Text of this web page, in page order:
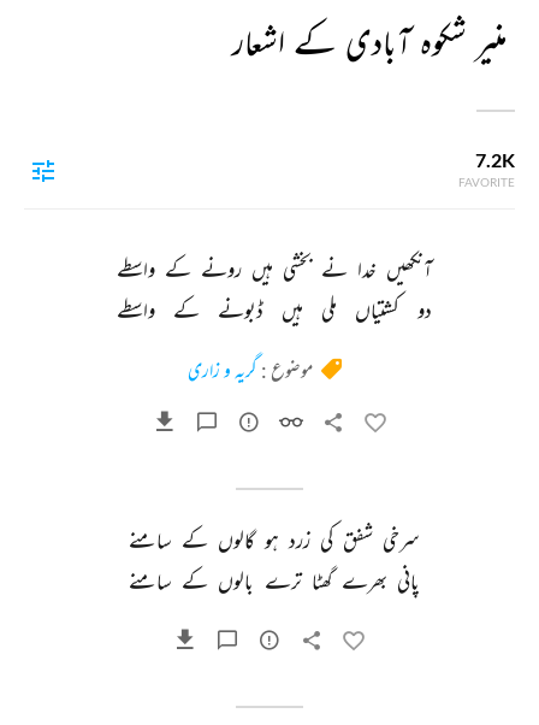
منیر شکوہ آبادی کے اشعار
7.2K
FAVORITE
آنکھیں خدا نے بخشی ہیں رونے کے واسطے
دو
کشتیاں ملی ہیں ڈبونے کے واسطے
موضوع : گریہ و زاری
سرخی شفق کی زرد ہو گالوں کے سامنے
پانی بھرے گھٹا ترے بالوں کے سامنے